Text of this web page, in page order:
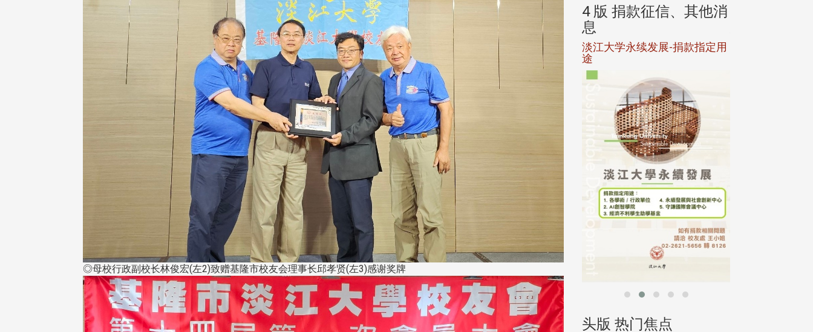
◎母校行政副校长林俊宏(左2)致赠基隆市校友会理事长邱孝贤(左3)感谢奖牌
捐款征信、其他消
配合「个人资料保护法」之施
并导入个资管理，对于校友之
4 版 捐款征信、其他消
欢迎订阅校友e报！
4 版 捐款征信、其他消
息
欢迎使用「淡江大学校园征才
线上系统」
4 版 捐款征信、其他消
4 版 捐款征信、其他消
息
淡江大学永续发展-捐款指定用
途
头版 热门焦点 头版 热门焦点 头版 热门焦点 头版 热门焦点